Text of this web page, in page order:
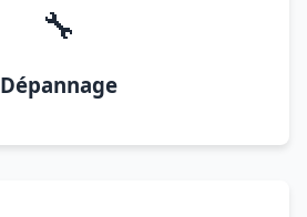
🔧
Dépannage